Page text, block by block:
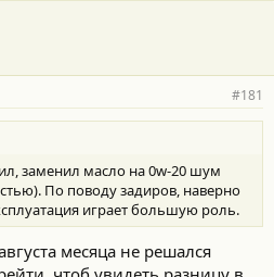
#181
заменил масло на 0w-20 шум
По поводу задиров, наверно
играет большую роль.
месяца не решался